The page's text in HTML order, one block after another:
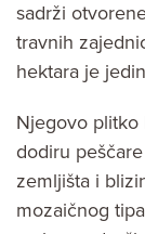
sadrži
travnih
hektara je
Njegovo plitko
dodiru
zemljišta i
mozaičnog